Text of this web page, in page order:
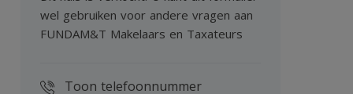
wel gebruiken voor andere vragen aan
FUNDAM&T Makelaars en Taxateurs
Toon telefoonnummer